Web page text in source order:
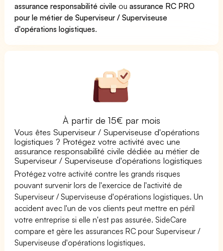
assurance responsabilité civile ouassurance RC PRO
pour le métier de Superviseur / Superviseuse
d'opérations logistiques.
À partir de 15€ par mois
Vous êtes Superviseur / Superviseuse d'opérations
logistiques ? Protégez votre activité avec une
assurance responsabilité civile dédiée au métier de
Superviseur / Superviseuse d'opérations logistiques
Protégez votre activité contre les grands risques
pouvant survenir lors de l'exercice de l'activité de
Superviseur / Superviseuse d'opérations logistiques. Un
accident avec l'un de vos clients peut mettre en péril
votre entreprise si elle n'est pas assurée. SideCare
compare et gère les assurances RC pour Superviseur /
Superviseuse d'opérations logistiques.